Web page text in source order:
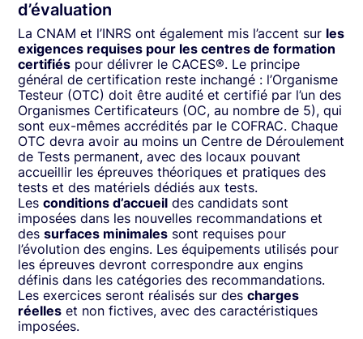
d’évaluation
La CNAM et l’INRS ont également mis l’accent sur les
exigences requises pour les centres de formation
certifiés pour délivrer le CACES®. Le principe
général de certification reste inchangé : l’Organisme
Testeur (OTC) doit être audité et certifié par l’un des
Organismes Certificateurs (OC, au nombre de 5), qui
sont eux-mêmes accrédités par le COFRAC. Chaque
OTC devra avoir au moins un Centre de Déroulement
de Tests permanent, avec des locaux pouvant
accueillir les épreuves théoriques et pratiques des
tests et des matériels dédiés aux tests.
Lesconditions d’accueil des candidats sont
imposées dans les nouvelles recommandations et
dessurfaces minimales sont requises pour
l’évolution des engins. Les équipements utilisés pour
les épreuves devront correspondre aux engins
définis dans les catégories des recommandations.
Les exercices seront réalisés sur descharges
réelles et non fictives, avec des caractéristiques
imposées.